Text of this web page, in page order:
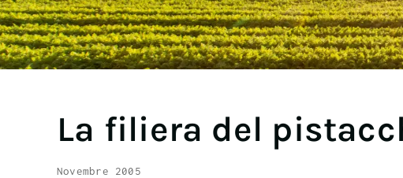
La filiera del
Novembre 2005